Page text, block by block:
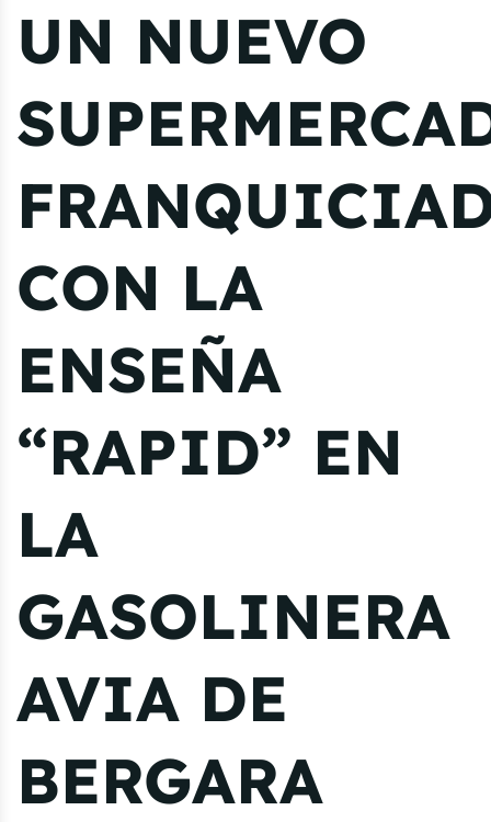
UN NUEVO
CON LA
ENSEÑA
“RAPID” EN
LA
GASOLINERA
AVIA DE
BERGARA